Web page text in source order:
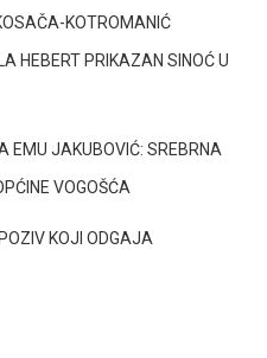
KOTROMANIĆ
HEBERT PRIKAZAN SINOĆ U
EMU JAKUBOVIĆ: SREBRNA
VOGOŠĆA
KOJI ODGAJA